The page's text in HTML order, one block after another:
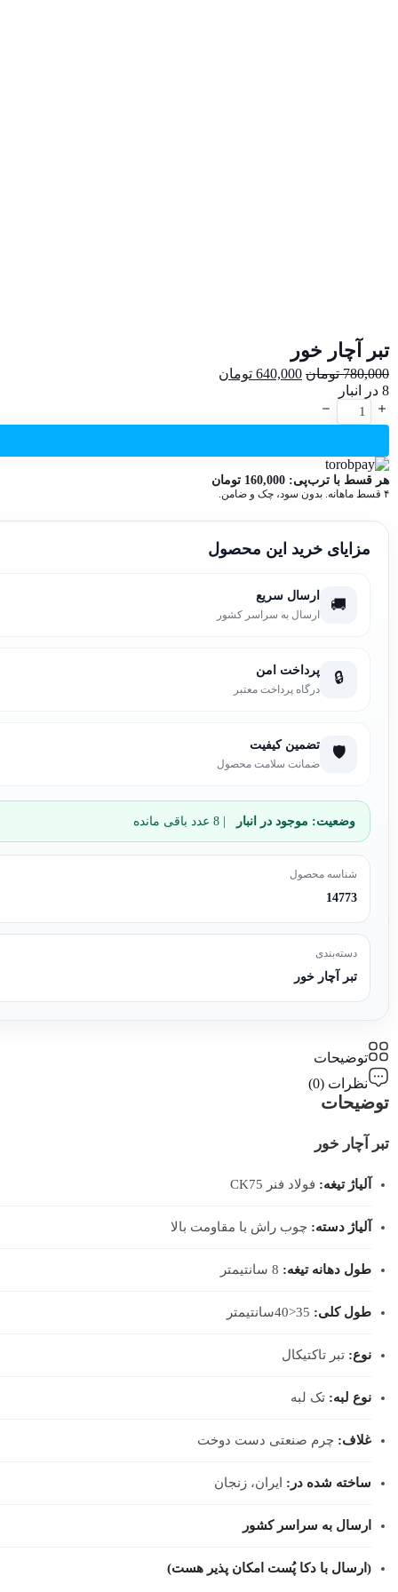
تبر آچار خور
780,000 تومان قیمت
بود.
640,000 تومان
8 در انبار
تبر
آچار
عدد
هر قسط با ترب‌پی: 160,000 تومان
۴ قسط ماهانه. بدون سود، چک و ضامن.
مزایای خرید این محصول
🚚 ارسال سریع
ارسال به سراسر کشور
🔒 پرداخت امن
درگاه پرداخت معتبر
🛡️ تضمین کیفیت
ضمانت سلامت محصول
وضعیت: موجود در انبار
شناسه محصول
14773
دسته‌بندی
تبر آچار خور
توضیحات
نظرات (0)
توضیحات
تبر آچار خور
آلیاژ تیغه: فولاد فنر CK75
آلیاژ دسته: چوب راش با مقاومت بالا
طول دهانه تیغه:
طول کلی:
نوع: تبر تاکتیکال
نوع لبه: تک لبه
غلاف: چرم صنعتی دست دوخت
ساخته شده در: ایران، زنجان
ارسال به سراسر کشور
(ارسال با دکا پُست امکان پذیر هست)